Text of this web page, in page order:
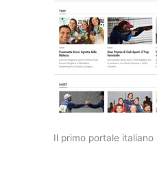
Il primo portale